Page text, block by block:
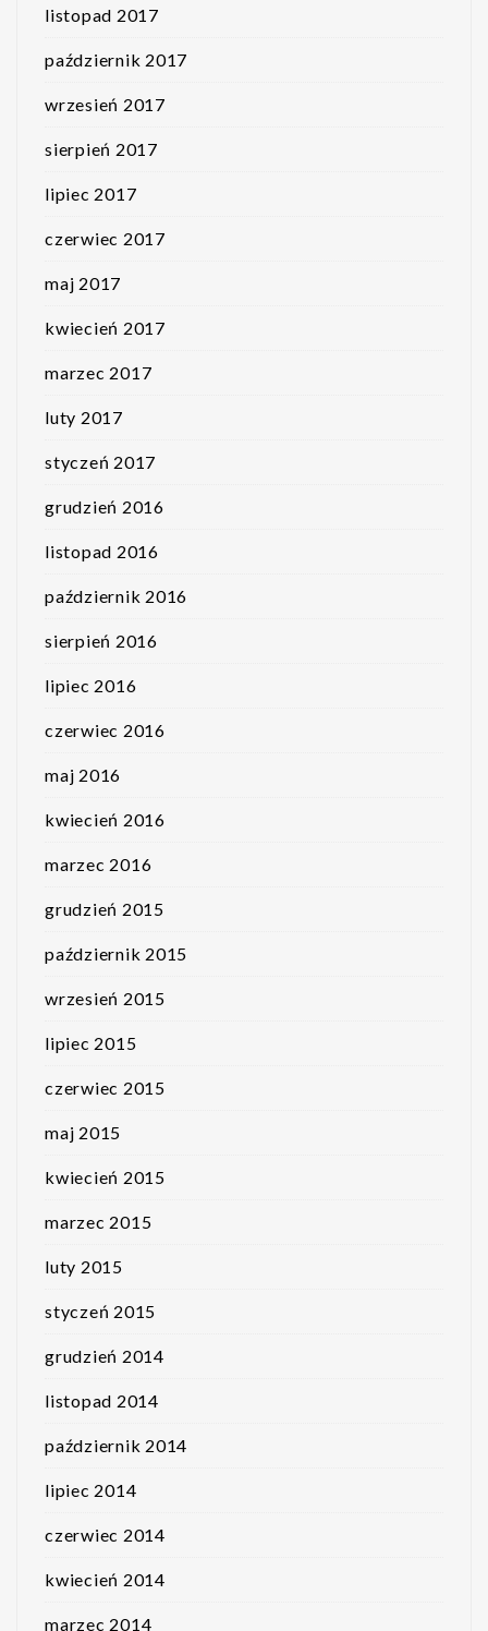
listopad 2017
październik 2017
wrzesień 2017
sierpień 2017
lipiec 2017
czerwiec 2017
maj 2017
kwiecień 2017
marzec 2017
luty 2017
styczeń 2017
grudzień 2016
listopad 2016
październik 2016
sierpień 2016
lipiec 2016
czerwiec 2016
maj 2016
kwiecień 2016
marzec 2016
grudzień 2015
październik 2015
wrzesień 2015
lipiec 2015
czerwiec 2015
maj 2015
kwiecień 2015
marzec 2015
luty 2015
styczeń 2015
grudzień 2014
listopad 2014
październik 2014
lipiec 2014
czerwiec 2014
kwiecień 2014
marzec 2014